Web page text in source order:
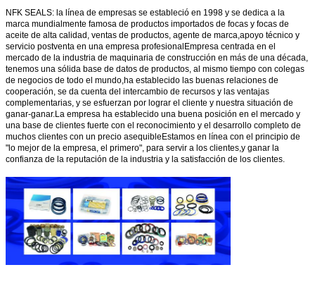
NFK SEALS: la línea de empresas se estableció en 1998 y se dedica a la
marca mundialmente famosa de productos importados de focas y focas de
aceite de alta calidad, ventas de productos, agente de marca,apoyo técnico y
servicio postventa en una empresa profesionalEmpresa centrada en el
mercado de la industria de maquinaria de construcción en más de una década,
tenemos una sólida base de datos de productos, al mismo tiempo con colegas
de negocios de todo el mundo,ha establecido las buenas relaciones de
cooperación, se da cuenta del intercambio de recursos y las ventajas
complementarias, y se esfuerzan por lograr el cliente y nuestra situación de
ganar-ganar.La empresa ha establecido una buena posición en el mercado y
una base de clientes fuerte con el reconocimiento y el desarrollo completo de
muchos clientes con un precio asequibleEstamos en línea con el principio de
"lo mejor de la empresa, el primero", para servir a los clientes,y ganar la
confianza de la reputación de la industria y la satisfacción de los clientes.